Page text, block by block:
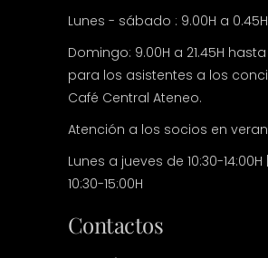
Lunes - sábado : 9.00H a 0.45H
Domingo: 9.00H a 21.45H
para los asistentes a los
Café Central Ateneo.
Atención a los socios en
Lunes a jueves de 10:30-14:00H
10:30-15:00H
Contactos